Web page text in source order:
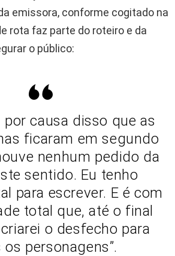
emissora, conforme cogitado na
rota faz parte do roteiro e da
o público:
por causa disso que as
ficaram em segundo
nenhum pedido da
sentido. Eu tenho
para escrever. E é com
total que, até o final
o desfecho para
personagens”.